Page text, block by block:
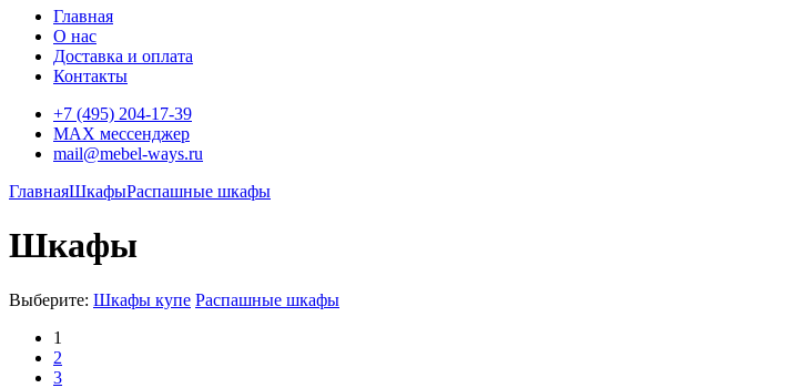
Главная
О нас
Доставка и оплата
Контакты
+7 (495) 204-17-39
MAX мессенджер
mail@mebel-ways.ru
ГлавнаяШкафыРаспашные шкафы
Шкафы
Выберите: Шкафы купе Распашные шкафы
1
2
3